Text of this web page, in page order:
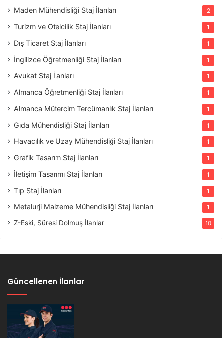
Maden Mühendisliği Staj İlanları 2
Turizm ve Otelcilik Staj İlanları 1
Dış Ticaret Staj İlanları 1
İngilizce Öğretmenliği Staj İlanları 1
Avukat Staj İlanları 1
Almanca Öğretmenliği Staj İlanları 1
Almanca Mütercim Tercümanlık Staj İlanları 1
Gıda Mühendisliği Staj İlanları 1
Havacılık ve Uzay Mühendisliği Staj İlanları 1
Grafik Tasarım Staj İlanları 1
İletişim Tasarımı Staj İlanları 1
Tıp Staj İlanları 1
Metalurji Malzeme Mühendisliği Staj İlanları 1
Z-Eski, Süresi Dolmuş İlanlar 10
Güncellenen İlanlar